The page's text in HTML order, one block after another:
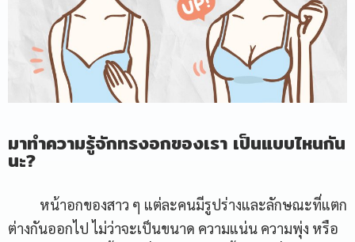
มาทำความรู้จักทรงอกของเรา เป็นแบบไหนกัน
นะ?
หน้าอกของสาว ๆ แต่ละคนมีรูปร่างและลักษณะที่แตก
ต่างกันออกไป ไม่ว่าจะเป็นขนาด ความแน่น ความพุ่ง หรือ